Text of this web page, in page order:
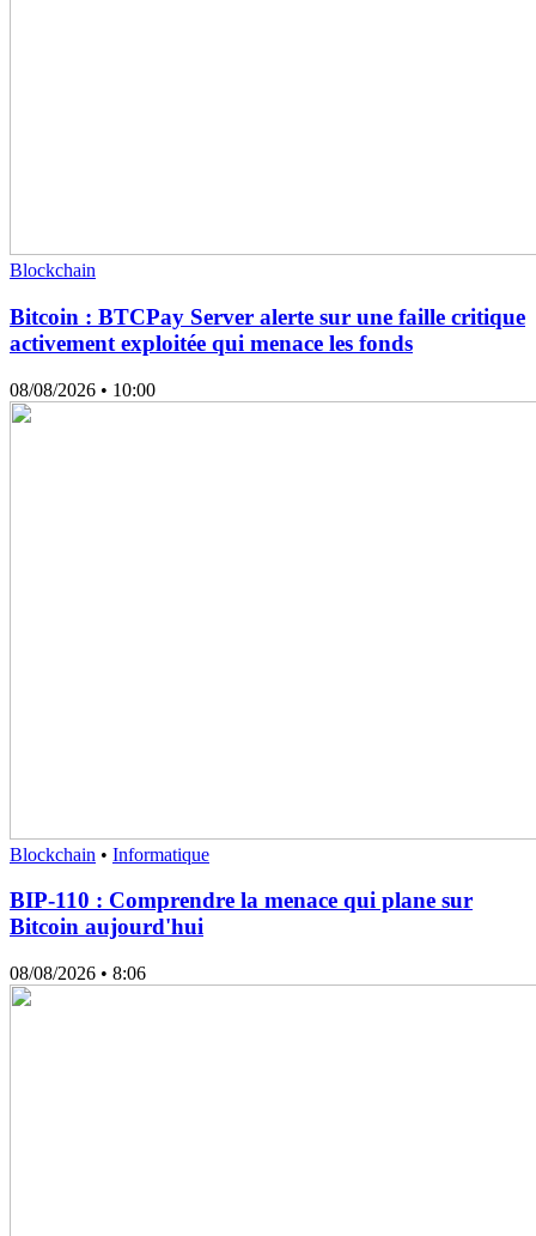
Blockchain
Bitcoin : BTCPay Server alerte sur une faille critique
activement exploitée qui menace les fonds
08/08/2026 • 10:00
Blockchain • Informatique
BIP-110 : Comprendre la menace qui plane sur
Bitcoin aujourd'hui
08/08/2026 • 8:06